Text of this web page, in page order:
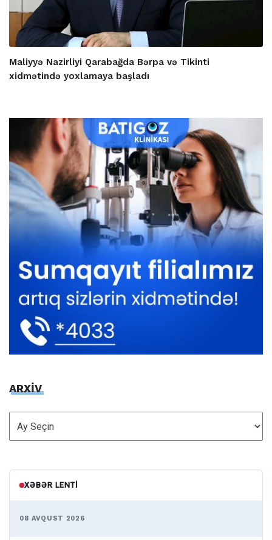
Maliyyə Nazirliyi Qarabağda Bərpa və Tikinti
xidmətində yoxlamaya başladı
ARXİV
ARXİV
XƏBƏR LENTI
08 AVQUST 2026